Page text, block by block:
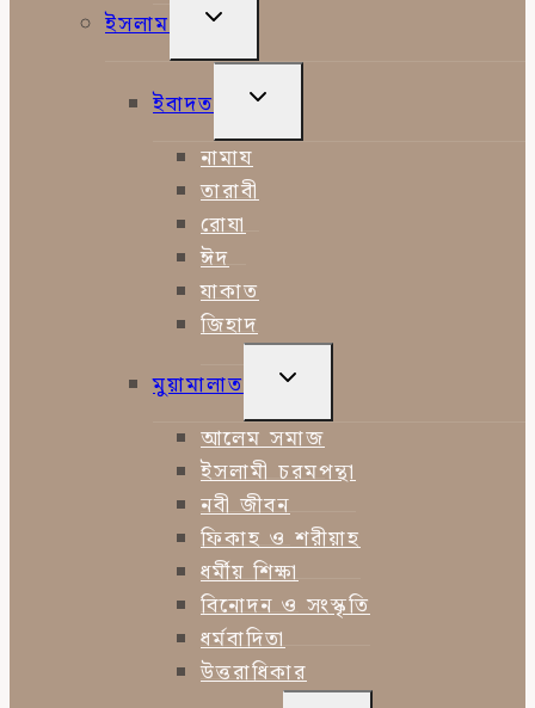
ইসলাম
TOGGLE
MENU
ইবাদত
TOGGLE
MENU
নামায
তারাবী
রোযা
ঈদ
যাকাত
জিহাদ
মুয়ামালাত
TOGGLE
MENU
আলেম সমাজ
ইসলামী চরমপন্থা
নবী জীবন
ফিকাহ ও শরীয়াহ
ধর্মীয় শিক্ষা
বিনোদন ও সংস্কৃতি
ধর্মবাদিতা
উত্তরাধিকার